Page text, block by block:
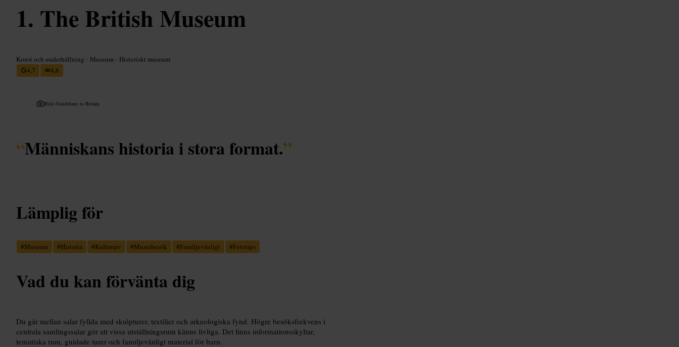
The British Museum
Konst och underhållning • Museum • Historiskt museum
4,7
4,6
Bild /Guidelines to Britain
“Människans historia i stora format.”
Lämplig för
#Museum #Historia #Kulturarv #Museibesök #Familjevänligt #Fototips
Vad du kan förvänta dig
Du går mellan salar fyllda med skulpturer, textilier och arkeologiska fynd. Högre besöksfrekvens i
centrala samlingssalar gör att vissa utställningsrum känns livliga. Det finns informationsskyltar,
tematiska rum, guidade turer och familjevänligt material för barn.